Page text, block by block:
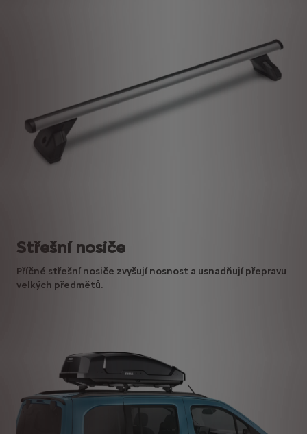
Střešní nosiče
Příčné střešní nosiče zvyšují nosnost a usnadňují přepravu
velkých předmětů.